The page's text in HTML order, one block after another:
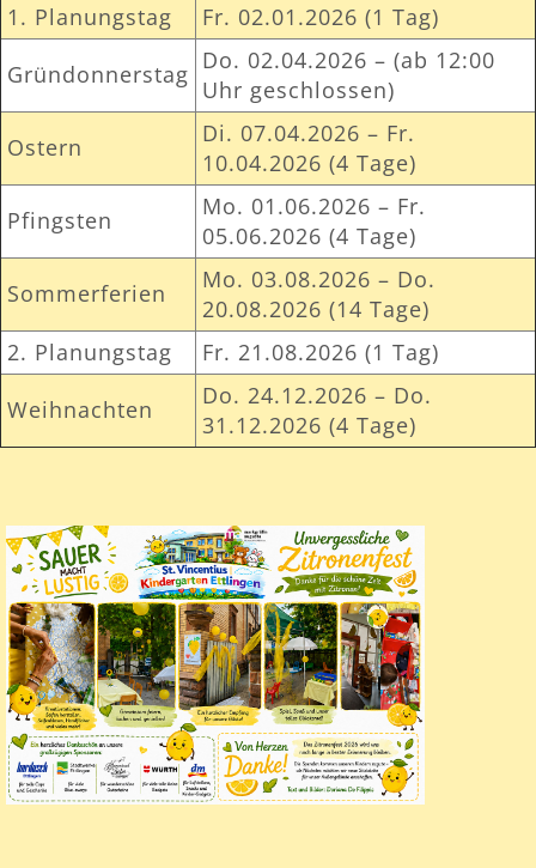
1. Planungstag
Fr. 02.01.2026 (1 Tag)
Gründonnerstag Do. 02.04.2026 – (ab 12:00
Uhr geschlossen)
Ostern
Di. 07.04.2026 – Fr.
10.04.2026 (4 Tage)
Pfingsten
Mo. 01.06.2026 – Fr.
05.06.2026 (4 Tage)
Sommerferien
Mo. 03.08.2026 – Do.
20.08.2026 (14 Tage)
2. Planungstag
Fr. 21.08.2026 (1 Tag)
Weihnachten
Do. 24.12.2026 – Do.
31.12.2026 (4 Tage)